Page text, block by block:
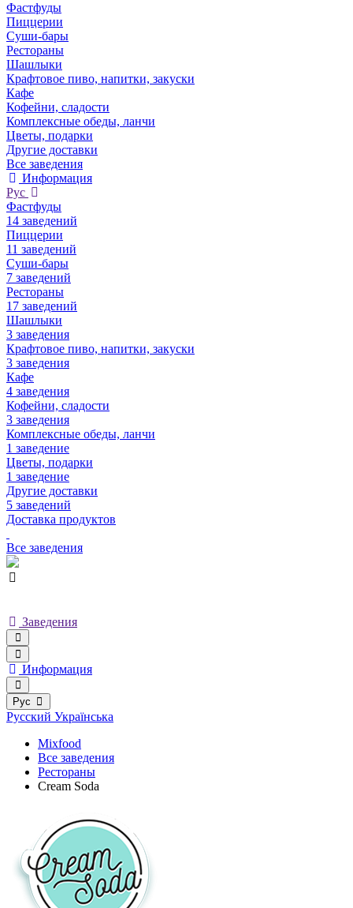
Фастфуды
Пиццерии
Суши-бары
Рестораны
Шашлыки
Крафтовое пиво, напитки, закуски
Кафе
Кофейни, сладости
Комплексные обеды, ланчи
Цветы, подарки
Другие доставки
Все заведения
Информация
Рус
Фастфуды
14 заведений
Пиццерии
11 заведений
Суши-бары
7 заведений
Рестораны
17 заведений
Шашлыки
3 заведения
Крафтовое пиво, напитки, закуски
3 заведения
Кафе
4 заведения
Кофейни, сладости
3 заведения
Комплексные обеды, ланчи
1 заведение
Цветы, подарки
1 заведение
Другие доставки
5 заведений
Доставка продуктов
Все заведения
Заведения
Информация
Рус
Русский Українська
Mixfood
Все заведения
Рестораны
Cream Soda